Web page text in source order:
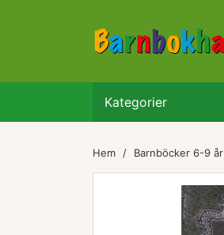
Kategorier
Hem Barnböcker 6-9 år